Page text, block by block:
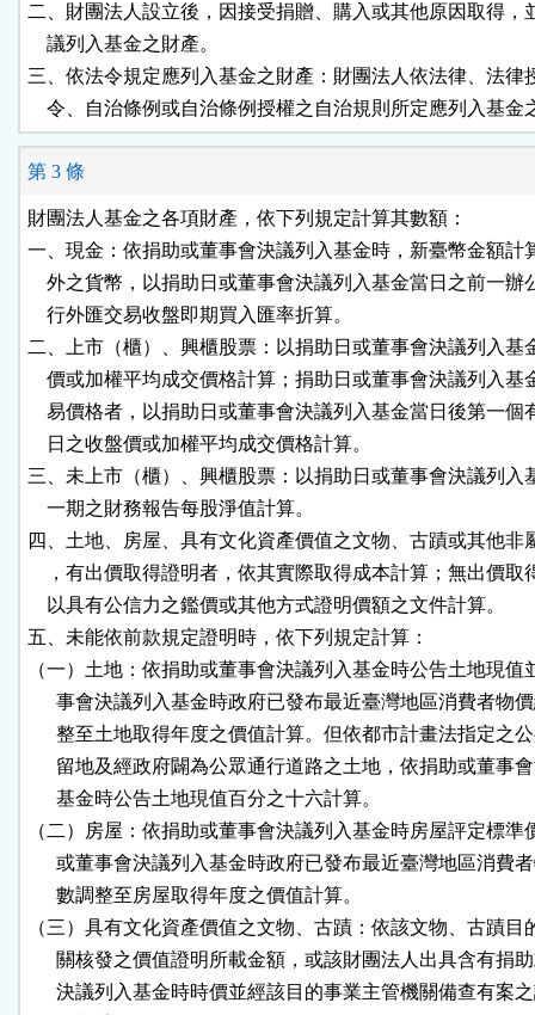
二、財團法人設立後，因接受捐贈、購入或其他原因取得，
    議列入基金之財產。
三、依法令規定應列入基金之財產：財團法人依法律、法律
令、自治條例或自治條例授權之自治規則所定應列入基金
第 3 條
財團法人基金之各項財產，依下列規定計算其數額：
一、現金：依捐助或董事會決議列入基金時，新臺幣金額計
外之貨幣，以捐助日或董事會決議列入基金當日之前一辦
    行外匯交易收盤即期買入匯率折算。
二、上市（櫃）、興櫃股票：以捐助日或董事會決議列入基
價或加權平均成交價格計算；捐助日或董事會決議列入基
易價格者，以捐助日或董事會決議列入基金當日後第一個
    日之收盤價或加權平均成交價格計算。
三、未上市（櫃）、興櫃股票：以捐助日或董事會決議列入
    一期之財務報告每股淨值計算。
四、土地、房屋、具有文化資產價值之文物、古蹟或其他非
，有出價取得證明者，依其實際取得成本計算；無出價取
    以具有公信力之鑑價或其他方式證明價額之文件計算。
五、未能依前款規定證明時，依下列規定計算：
（一）土地：依捐助或董事會決議列入基金時公告土地現值
事會決議列入基金時政府已發布最近臺灣地區消費者物
整至土地取得年度之價值計算。但依都市計畫法指定之
留地及經政府闢為公眾通行道路之土地，依捐助或董事
      基金時公告土地現值百分之十六計算。
（二）房屋：依捐助或董事會決議列入基金時房屋評定標準
或董事會決議列入基金時政府已發布最近臺灣地區消費
      數調整至房屋取得年度之價值計算。
（三）具有文化資產價值之文物、古蹟：依該文物、古蹟目
關核發之價值證明所載金額，或該財團法人出具含有捐
決議列入基金時時價並經該目的事業主管機關備查有案